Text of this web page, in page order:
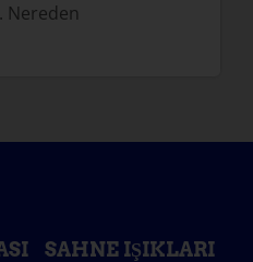
Nereden
SAHNE IŞIKLARI